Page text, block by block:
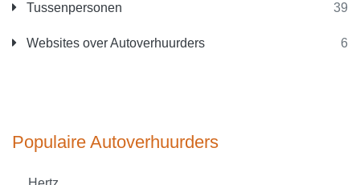
Tussenpersonen 39
Websites over Autoverhuurders 6
Populaire Autoverhuurders